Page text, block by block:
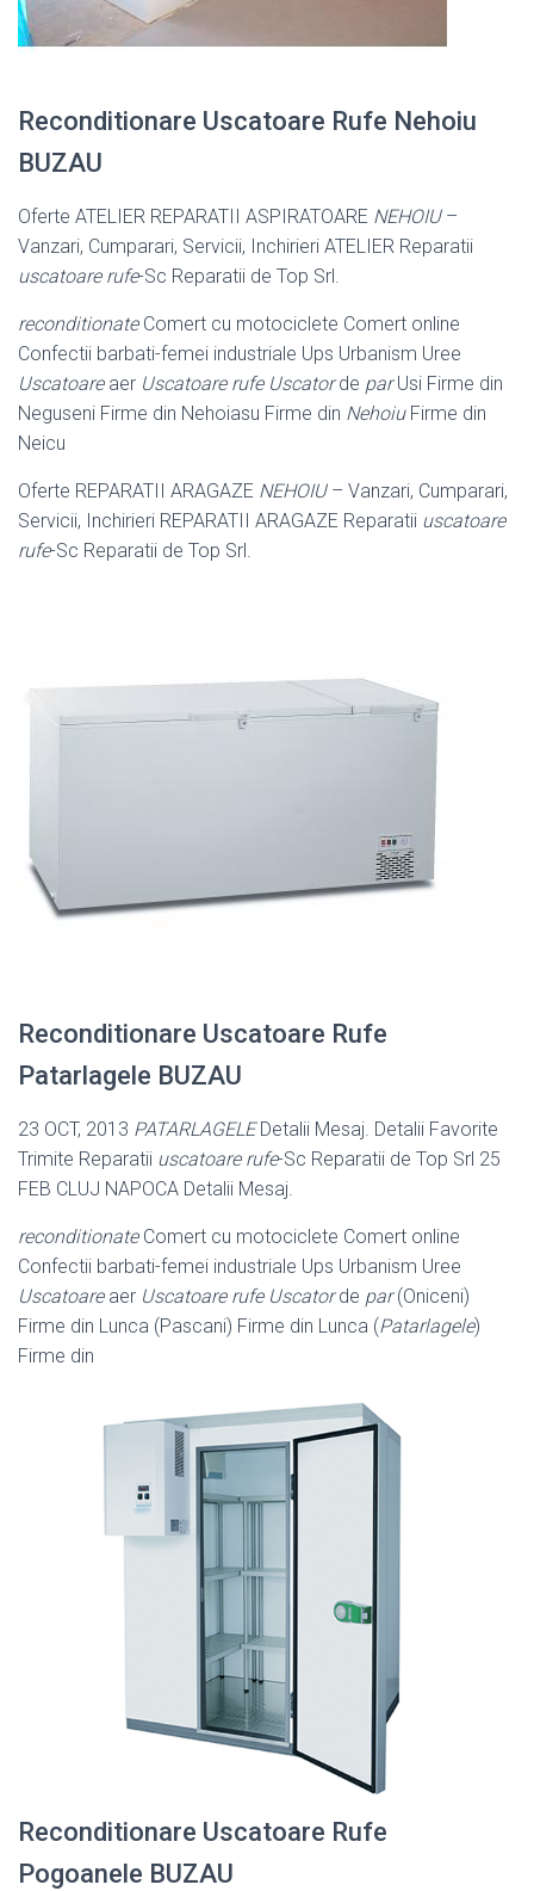
Reconditionare Uscatoare Rufe Nehoiu
BUZAU
Oferte ATELIER REPARATII ASPIRATOARE NEHOIU–
Vanzari, Cumparari, Servicii, Inchirieri ATELIER Reparatii
uscatoare rufe-Sc Reparatii de Top Srl.
reconditionateComert cu motociclete Comert online
Confectii barbati-femei industriale Ups Urbanism Uree
Uscatoareaer Uscatoare rufe Uscatorde parUsi Firme din
Neguseni Firme din Nehoiasu Firme din NehoiuFirme din
Neicu
Oferte REPARATII ARAGAZE NEHOIU– Vanzari, Cumparari,
Servicii, Inchirieri REPARATII ARAGAZE Reparatii uscatoare
rufe-Sc Reparatii de Top Srl.
Reconditionare Uscatoare Rufe
Patarlagele BUZAU
23 OCT, 2013 PATARLAGELEDetalii Mesaj. Detalii Favorite
Trimite Reparatii uscatoare rufe-Sc Reparatii de Top Srl 25
FEB CLUJ NAPOCA Detalii Mesaj.
reconditionateComert cu motociclete Comert online
Confectii barbati-femei industriale Ups Urbanism Uree
Uscatoareaer Uscatoare rufe Uscatorde par(Oniceni)
Firme din Lunca (Pascani) Firme din Lunca (Patarlagele)
Firme din
Reconditionare Uscatoare Rufe
Pogoanele BUZAU